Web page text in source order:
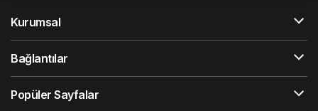
Kurumsal
Bağlantılar
Popüler Sayfalar